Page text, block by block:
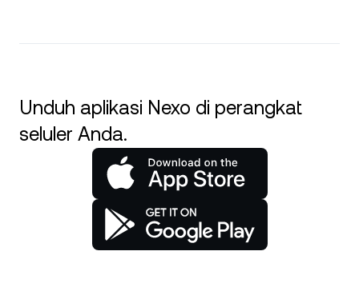
Unduh aplikasi Nexo di perangkat
seluler Anda.